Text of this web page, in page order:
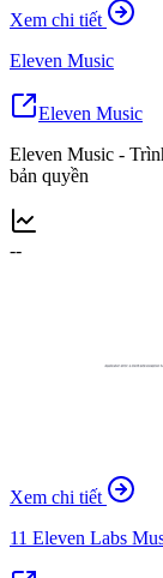
Xem chi tiết
Eleven Music
Eleven Music
Eleven Music -
bản quyền
--
Xem chi tiết
11 Eleven Labs